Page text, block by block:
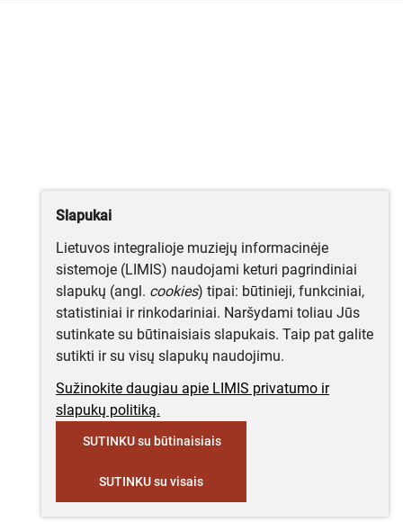
Slapukai
Lietuvos integralioje muziejų informacinėje
sistemoje (LIMIS) naudojami keturi pagrindiniai
slapukų (angl. cookies) tipai: būtinieji, funkciniai,
statistiniai ir rinkodariniai. Naršydami toliau Jūs
sutinkate su būtinaisiais slapukais. Taip pat galite
sutikti ir su visų slapukų naudojimu.
Sužinokite daugiau apie LIMIS privatumo ir
slapukų politiką.
SUTINKU su būtinaisiais
SUTINKU su visais